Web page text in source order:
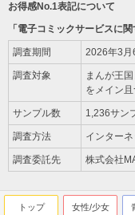
お得感No.1表記について
「電子コミックサービスに
調査期間 2026年3月
調査対象
まんが王
をメイン
サンプル数 1,236サン
調査方法 インター
調査委託先 株式会社
トップ 女性/少女